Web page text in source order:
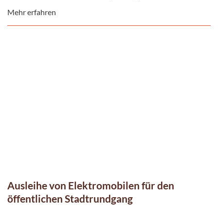
Mehr erfahren
Ausleihe von Elektromobilen für den
öffentlichen Stadtrundgang